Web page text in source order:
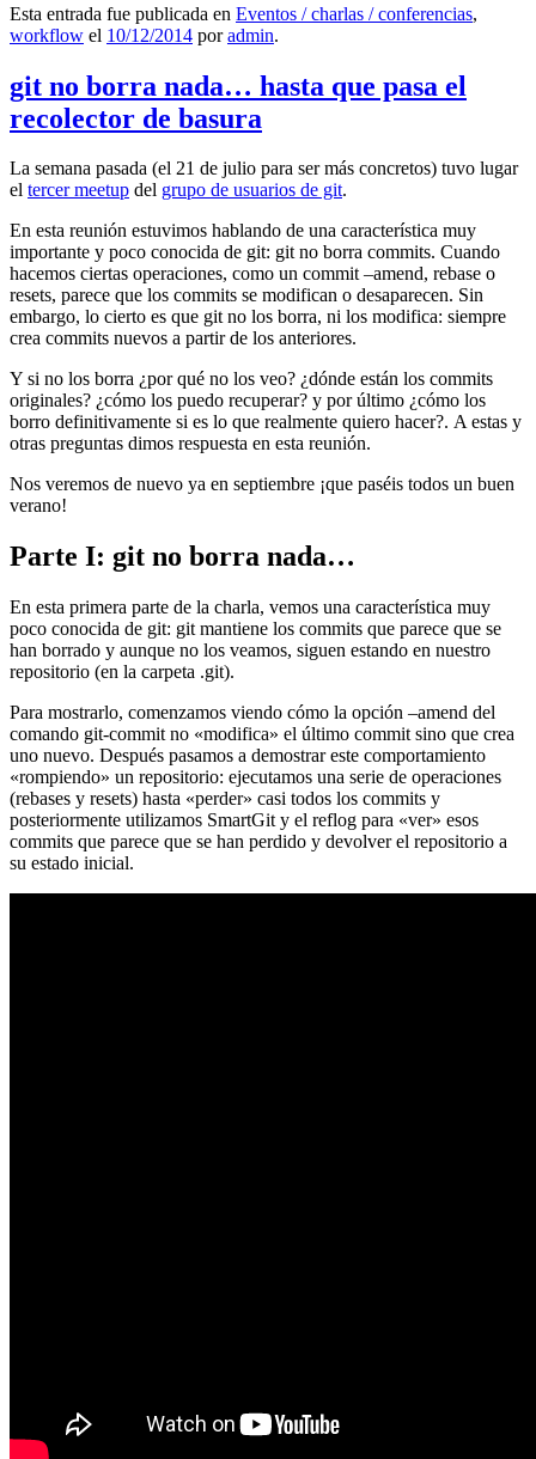
Esta entrada fue publicada en Eventos / charlas / conferencias,
workflow el 10/12/2014 poradmin.
git no borra nada… hasta que pasa el
recolector de basura
La semana pasada (el 21 de julio para ser más concretos) tuvo lugar
el tercer meetup del grupo de usuarios de git.
En esta reunión estuvimos hablando de una característica muy
importante y poco conocida de git: git no borra commits. Cuando
hacemos ciertas operaciones, como un commit –amend, rebase o
resets, parece que los commits se modifican o desaparecen. Sin
embargo, lo cierto es que git no los borra, ni los modifica: siempre
crea commits nuevos a partir de los anteriores.
Y si no los borra ¿por qué no los veo? ¿dónde están los commits
originales? ¿cómo los puedo recuperar? y por último ¿cómo los
borro definitivamente si es lo que realmente quiero hacer?. A estas y
otras preguntas dimos respuesta en esta reunión.
Nos veremos de nuevo ya en septiembre ¡que paséis todos un buen
verano!
Parte I: git no borra nada…
En esta primera parte de la charla, vemos una característica muy
poco conocida de git: git mantiene los commits que parece que se
han borrado y aunque no los veamos, siguen estando en nuestro
repositorio (en la carpeta .git).
Para mostrarlo, comenzamos viendo cómo la opción –amend del
comando git-commit no «modifica» el último commit sino que crea
uno nuevo. Después pasamos a demostrar este comportamiento
«rompiendo» un repositorio: ejecutamos una serie de operaciones
(rebases y resets) hasta «perder» casi todos los commits y
posteriormente utilizamos SmartGit y el reflog para «ver» esos
commits que parece que se han perdido y devolver el repositorio a
su estado inicial.